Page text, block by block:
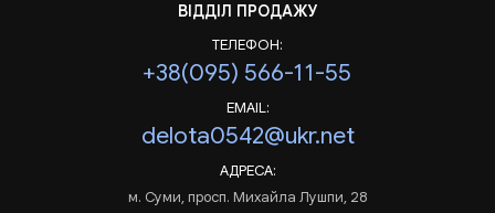
ВІДДІЛ ПРОДАЖУ
ТЕЛЕФОН:
+38(095) 566-11-55
EMAIL:
delota0542@ukr.net
АДРЕСА:
м. Суми, просп. Михайла Лушпи, 28